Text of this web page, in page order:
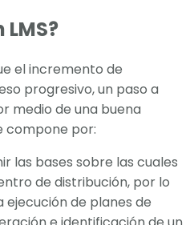
el incremento de
progresivo, un paso a
medio de una buena
compone por:
las bases sobre las cuales
de distribución, por lo
ejecución de planes de